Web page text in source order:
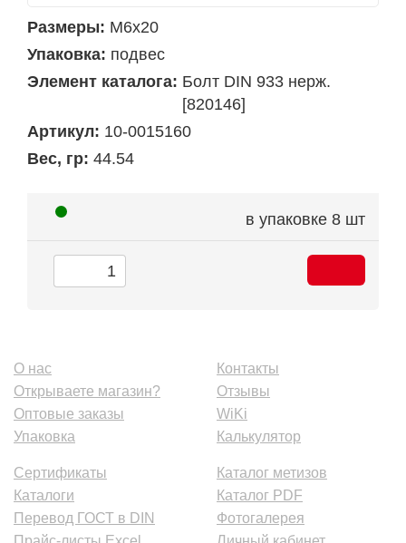
Размеры: М6х20
Упаковка: подвес
Элемент каталога: Болт DIN 933 нерж.
[820146]
Артикул: 10-0015160
Вес, гр: 44.54
в упаковке 8 шт
О нас
Открываете магазин?
Оптовые заказы
Упаковка
Контакты
Отзывы
WiKi
Калькулятор
Сертификаты
Каталоги
Перевод ГОСТ в DIN
Каталог метизов
Каталог PDF
Фотогалерея